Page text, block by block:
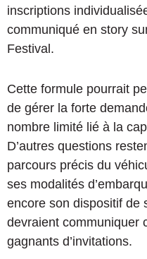
inscriptions
communiqué en story
Festival.
Cette formule pourrait
de gérer la forte
nombre limité lié à la
D’autres questions
parcours précis du
ses modalités
encore son dispositif de
devraient communiquer
gagnants d’invitations.